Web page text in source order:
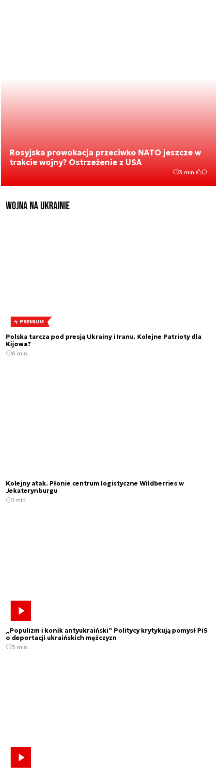
Rosyjska prowokacja przeciwko NATO jeszcze w
trakcie wojny? Ostrzeżenie z USA
3 min.
Wojna na Ukrainie
PREMIUM
Polska tarcza pod presją Ukrainy i Iranu. Kolejne Patrioty dla
Kijowa?
6 min.
Kolejny atak. Płonie centrum logistyczne Wildberries w
Jekaterynburgu
1 min.
„Populizm i konik antyukraiński” Politycy krytykują pomysł PiS
o deportacji ukraińskich mężczyzn
3 min.